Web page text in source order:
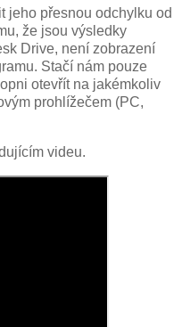
jeho přesnou odchylku od
že jsou výsledky
Drive, není zobrazení
Stačí nám pouze
otevřít na jakémkoliv
prohlížečem (PC,
videu.